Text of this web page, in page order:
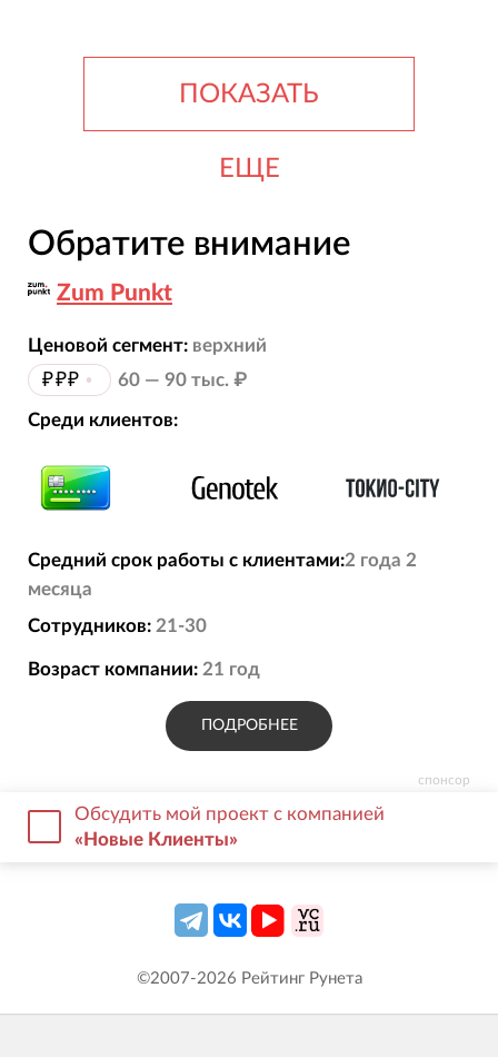
ПОКАЗАТЬ
ЕЩЕ
спонсор
Обратите внимание
Zum Punkt
Ценовой сегмент: верхний
₽₽₽ • 60 — 90 тыс. ₽
Среди клиентов:
Средний срок работы с клиентами:2 года 2
месяца
Сотрудников: 21-30
Возраст компании: 21 год
ПОДРОБНЕЕ
Обсудить мой проект с компанией
«Новые Клиенты»
©2007-2026 Рейтинг Рунета